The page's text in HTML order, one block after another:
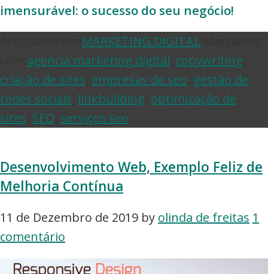
imensurável: o sucesso do seu negócio!
MARKETING DIGITAL
agencia marketing digital copywriting
criação de sites empresas de seo gestão de
redes sociais linkbuilding optimização de
sites SEO serviços seo
Desenvolvimento Web, Exemplo Feliz de
Melhoria Contínua
11 de Dezembro de 2019 by olinda de freitas 1
comentário